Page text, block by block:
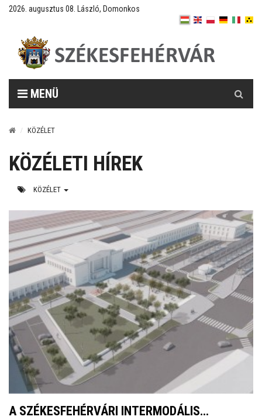
2026. augusztus 08. László, Domonkos
MENÜ
KÖZÉLET
KÖZÉLETI HÍREK
KÖZÉLET
A SZÉKESFEHÉRVÁRI INTERMODÁLIS